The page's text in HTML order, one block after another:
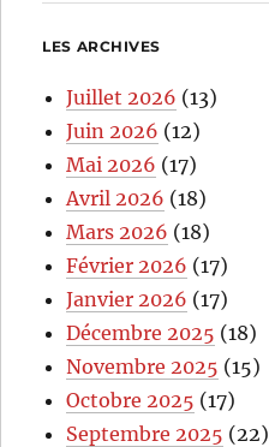
LES ARCHIVES
Juillet 2026 (13)
Juin 2026 (12)
Mai 2026 (17)
Avril 2026 (18)
Mars 2026 (18)
Février 2026 (17)
Janvier 2026 (17)
Décembre 2025 (18)
Novembre 2025 (15)
Octobre 2025 (17)
Septembre 2025 (22)